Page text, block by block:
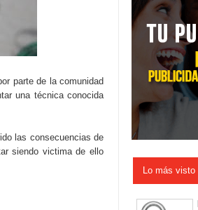
parte de la comunidad
una técnica conocida
las consecuencias de
siendo victima de ello
Lo más visto